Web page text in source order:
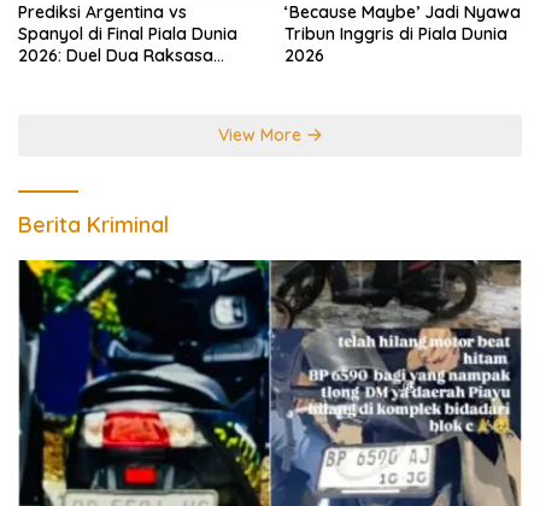
Prediksi Argentina vs
Spanyol di Final Piala Dunia
2026: Duel Dua Raksasa
‘Because Maybe’ Jadi Nyawa
Tribun Inggris di Piala Dunia
2026
View More
Berita Kriminal